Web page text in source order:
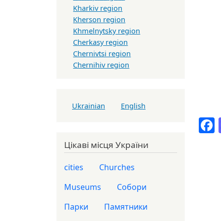
Kharkiv region
Kherson region
Khmelnytsky region
Cherkasy region
Chernivtsi region
Chernihiv region
Ukrainian English
Цікаві місця України
cities
Churches
Museums
Собори
Парки
Памятники